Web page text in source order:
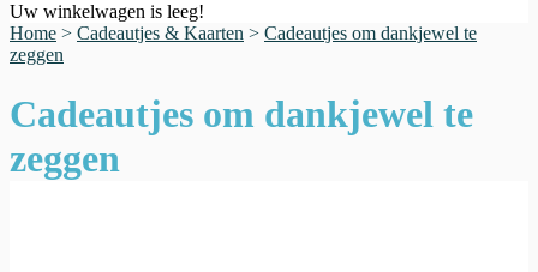
Uw winkelwagen is leeg!
Home > Cadeautjes & Kaarten > Cadeautjes om dankjewel te
zeggen
Cadeautjes om dankjewel te
zeggen